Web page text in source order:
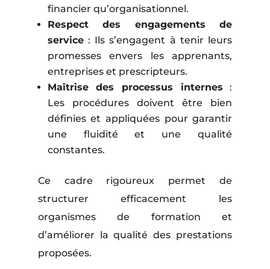
financier qu’organisationnel.
Respect des engagements de
service: Ils s’engagent à tenir leurs
promesses envers les apprenants,
entreprises et prescripteurs.
Maîtrise des processus internes :
Les procédures doivent être bien
définies et appliquées pour garantir
une fluidité et une qualité
constantes.
Ce cadre rigoureux permet de
structurer efficacement les
organismes de formation et
d’améliorer la qualité des prestations
proposées.